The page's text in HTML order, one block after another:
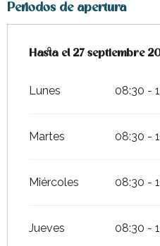
Periodos de apertura
Del3 abril 2026al27
Hasta el27 septiembre
Lunes 08:30 -
Martes 08:30 -
Miércoles 08:30 -
Jueves 08:30 -